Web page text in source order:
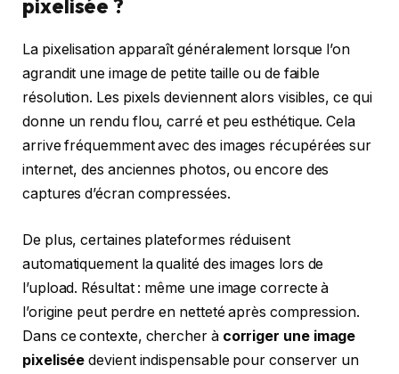
pixelisée ?
La pixelisation apparaît généralement lorsque l’on
agrandit une image de petite taille ou de faible
résolution. Les pixels deviennent alors visibles, ce qui
donne un rendu flou, carré et peu esthétique. Cela
arrive fréquemment avec des images récupérées sur
internet, des anciennes photos, ou encore des
captures d’écran compressées.
De plus, certaines plateformes réduisent
automatiquement la qualité des images lors de
l’upload. Résultat : même une image correcte à
l’origine peut perdre en netteté après compression.
Dans ce contexte, chercher à corriger une image
pixelisée devient indispensable pour conserver un